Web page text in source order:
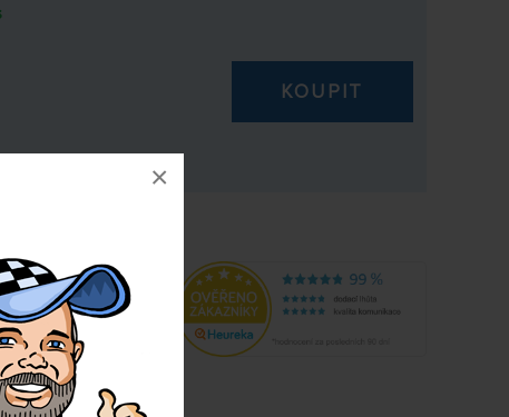
×
KOUPIT